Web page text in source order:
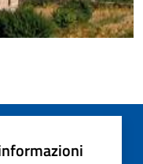
1
slide 2